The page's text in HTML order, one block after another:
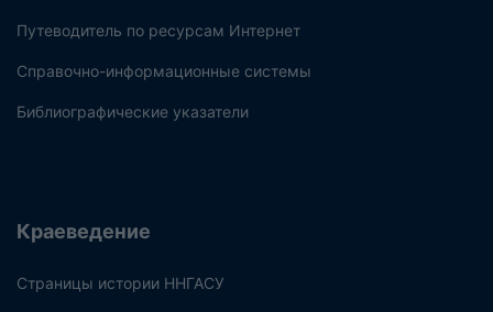
Путеводитель по ресурсам Интернет
Справочно-информационные системы
Библиографические указатели
Краеведение
Страницы истории ННГАСУ